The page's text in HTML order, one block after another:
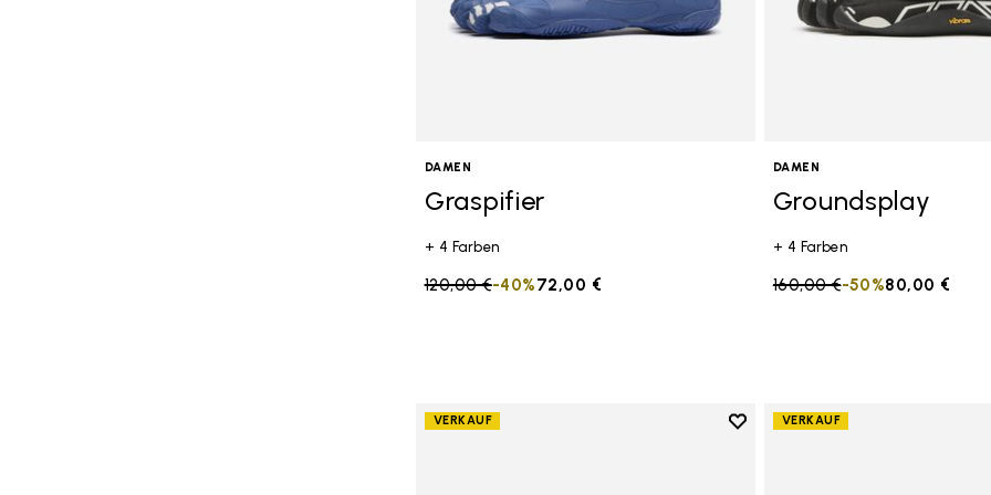
DAMEN
Graspifier
+ 4 Farben
Price reduced from
120,00 €to 72,00 €
-40%
DAMEN
Groundsplay
+ 4 Farben
Price reduced from
160,00 €to 80,00 €
-50%
VERKAUF
Add to wishlist
VERKAUF